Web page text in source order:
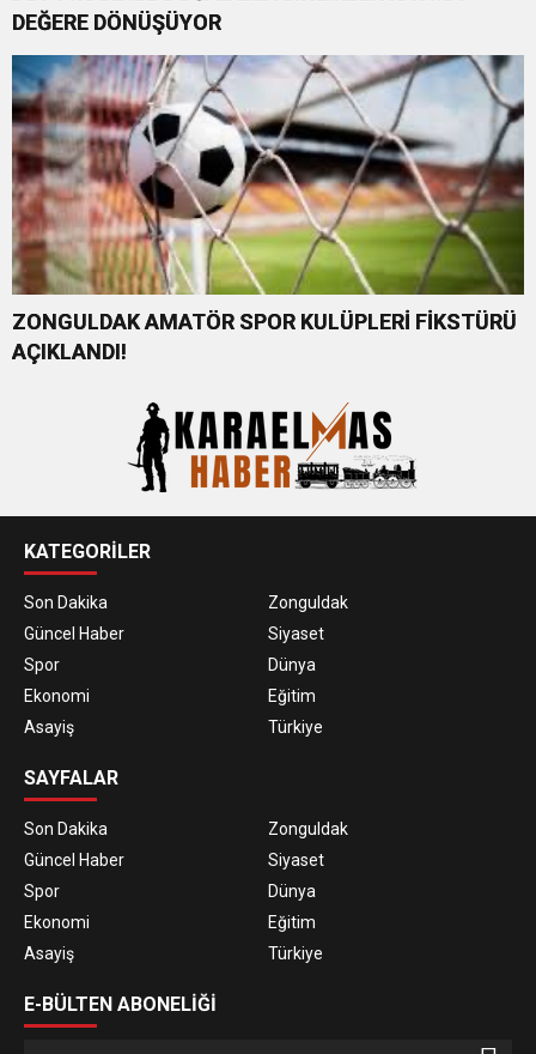
DEĞERE DÖNÜŞÜYOR
ZONGULDAK AMATÖR SPOR KULÜPLERİ FİKSTÜRÜ
AÇIKLANDI!
KATEGORİLER
Son Dakika
Zonguldak
Güncel Haber
Siyaset
Spor
Dünya
Ekonomi
Eğitim
Asayiş
Türkiye
SAYFALAR
Son Dakika
Zonguldak
Güncel Haber
Siyaset
Spor
Dünya
Ekonomi
Eğitim
Asayiş
Türkiye
E-BÜLTEN ABONELİĞİ